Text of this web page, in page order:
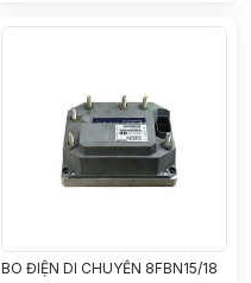
BO ĐIỆN DI CHUYỂN 8FBN15/18